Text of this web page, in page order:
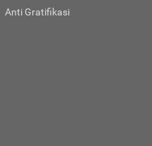
Anti Gratifikasi